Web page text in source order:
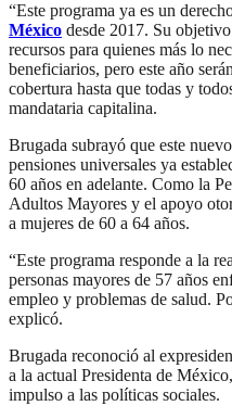
“Este programa ya es un
México desde 2017. Su
recursos para quienes más lo
beneficiarios, pero este año
cobertura hasta que todas y
mandataria capitalina.
Brugada subrayó que este
pensiones universales ya
60 años en adelante. Como la
Adultos Mayores y el apoyo
a mujeres de 60 a 64 años.
“Este programa responde a la
personas mayores de 57 años
empleo y problemas de salud.
explicó.
Brugada reconoció al
a la actual Presidenta de
impulso a las políticas sociales.